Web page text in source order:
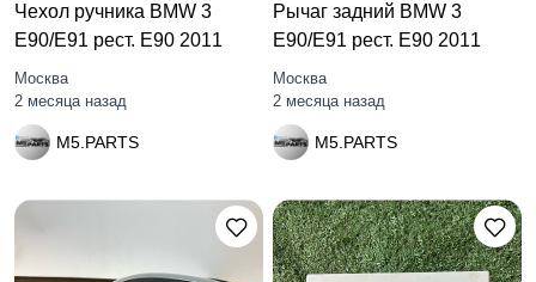
Чехол ручника BMW 3
E90/E91 рест. E90 2011
Москва
2 месяца назад
M5.PARTS
Рычаг задний BMW 3
E90/E91 рест. E90 2011
Москва
2 месяца назад
M5.PARTS